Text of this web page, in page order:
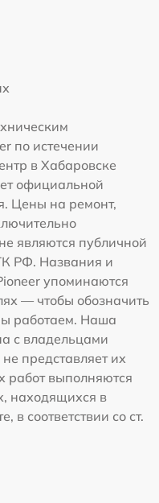
по истечении
в Хабаровске
официальной
Цены на ремонт,
являются публичной
РФ. Названия и
упоминаются
— чтобы обозначить
работаем. Наша
с владельцами
представляет их
работ выполняются
находящихся в
в соответствии со ст.